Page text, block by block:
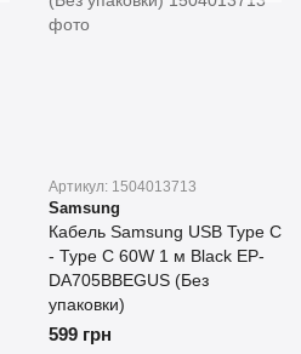
Артикул: 1504013713
Samsung
Кабель Samsung USB Type C
- Type C 60W 1 м Black EP-
DA705BBEGUS (Без
упаковки)
599 грн